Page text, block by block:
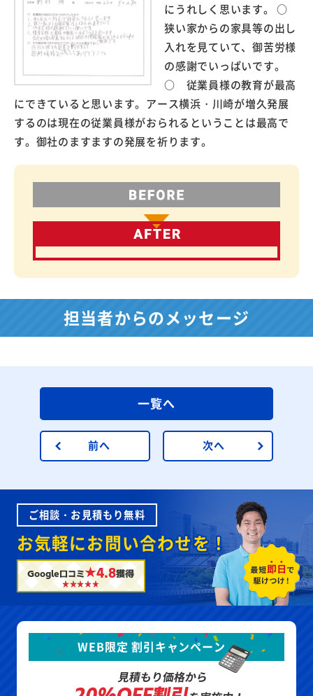
にうれしく思います。 ○
狭い家からの家具等の出し
入れを見ていて、御苦労様
の感謝でいっぱいです。
○ 従業員様の教育が最高
にできていると思います。アース横浜・川崎が増久発展
するのは現在の従業員様がおられるということは最高で
す。御社のますますの発展を祈ります。
担当者からのメッセージ
前へ
一覧へ
次へ
ご相談・お見積もり無料
お気軽にお問い合わせを！
Google口コミ★4.8獲得
WEB限定 割引キャンペーン
見積もり価格から